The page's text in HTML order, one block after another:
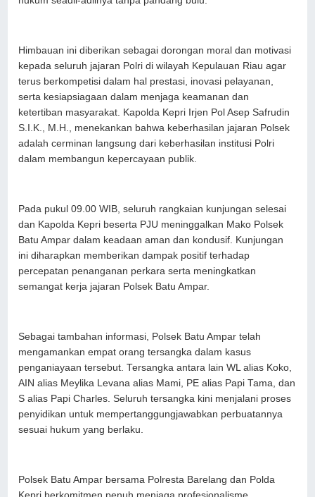
Himbauan ini diberikan sebagai dorongan moral dan motivasi
kepada seluruh jajaran Polri di wilayah Kepulauan Riau agar
terus berkompetisi dalam hal prestasi, inovasi pelayanan,
serta kesiapsiagaan dalam menjaga keamanan dan
ketertiban masyarakat. Kapolda Kepri Irjen Pol Asep Safrudin
S.I.K., M.H., menekankan bahwa keberhasilan jajaran Polsek
adalah cerminan langsung dari keberhasilan institusi Polri
dalam membangun kepercayaan publik.
Pada pukul 09.00 WIB, seluruh rangkaian kunjungan selesai
dan Kapolda Kepri beserta PJU meninggalkan Mako Polsek
Batu Ampar dalam keadaan aman dan kondusif. Kunjungan
ini diharapkan memberikan dampak positif terhadap
percepatan penanganan perkara serta meningkatkan
semangat kerja jajaran Polsek Batu Ampar.
Sebagai tambahan informasi, Polsek Batu Ampar telah
mengamankan empat orang tersangka dalam kasus
penganiayaan tersebut. Tersangka antara lain WL alias Koko,
AIN alias Meylika Levana alias Mami, PE alias Papi Tama, dan
S alias Papi Charles. Seluruh tersangka kini menjalani proses
penyidikan untuk mempertanggungjawabkan perbuatannya
sesuai hukum yang berlaku.
Polsek Batu Ampar bersama Polresta Barelang dan Polda
Kepri berkomitmen penuh menjaga profesionalisme,